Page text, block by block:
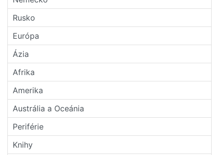
Rusko
Európa
Ázia
Afrika
Amerika
Austrália a Oceánia
Periférie
Knihy